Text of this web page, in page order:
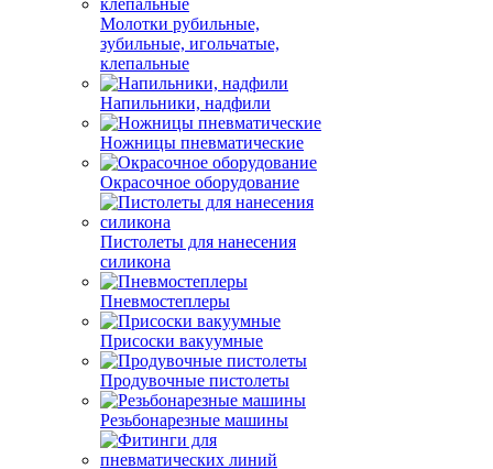
Молотки рубильные,
зубильные, игольчатые,
клепальные
Напильники, надфили
Ножницы пневматические
Окрасочное оборудование
Пистолеты для нанесения
силикона
Пневмостеплеры
Присоски вакуумные
Продувочные пистолеты
Резьбонарезные машины